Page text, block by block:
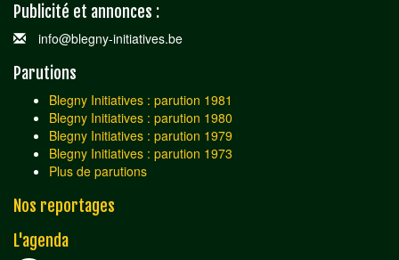
Publicité et annonces :
info@blegny-initiatives.be
Parutions
Blegny Initiatives : parution 1981
Blegny Initiatives : parution 1980
Blegny Initiatives : parution 1979
Blegny Initiatives : parution 1973
Plus de parutions
Nos reportages
L'agenda